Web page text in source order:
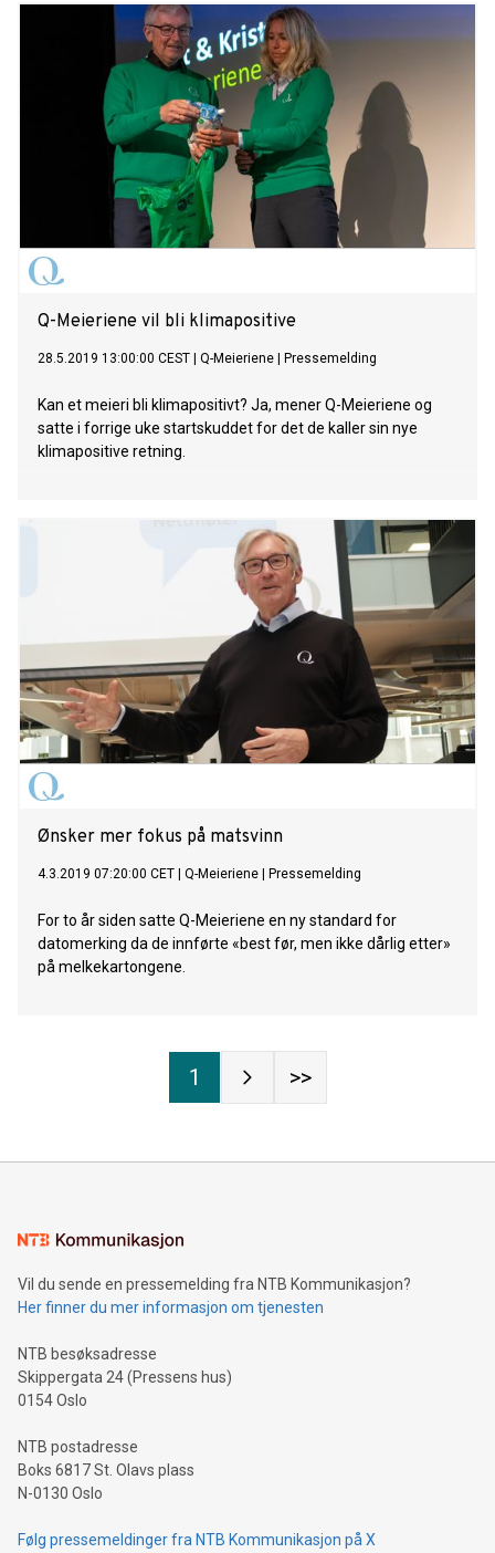
Q-Meieriene vil bli klimapositive
28.5.2019 13:00:00 CEST Q-Meieriene Pressemelding
Kan et meieri bli klimapositivt? Ja, mener Q-Meieriene og
satte i forrige uke startskuddet for det de kaller sin nye
klimapositive retning.
Ønsker mer fokus på matsvinn
4.3.2019 07:20:00 CET Q-Meieriene Pressemelding
For to år siden satte Q-Meieriene en ny standard for
datomerking da de innførte «best før, men ikke dårlig etter»
på melkekartongene.
1 >>
Vil du sende en pressemelding fra NTB Kommunikasjon?
Her finner du mer informasjon om tjenesten
NTB besøksadresse
Skippergata 24 (Pressens hus)
0154 Oslo
NTB postadresse
Boks 6817 St. Olavs plass
N-0130 Oslo
Følg pressemeldinger fra NTB Kommunikasjon på X